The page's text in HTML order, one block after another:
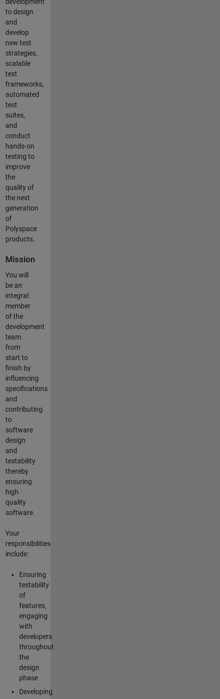
development
to design
and
develop
new test
strategies,
scalable
test
frameworks,
automated
test
suites,
and
conduct
hands-on
testing to
improve
the
quality of
the next
generation
of
Polyspace
products.
Mission
You will
be an
integral
member
of the
development
team
from
start to
finish by
influencing
specifications
and
contributing
to
software
design
and
testability
thereby
ensuring
high
quality
software.
Your
responsibilities
include:
Ensuring
testability
of
features,
engaging
with
developers
throughout
the
design
phase
Developing